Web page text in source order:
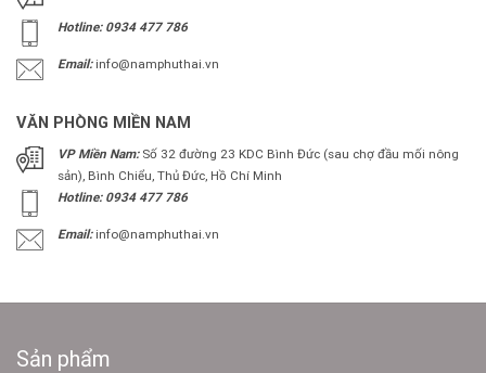
Hotline: 0934 477 786
Email: info@namphuthai.vn
VĂN PHÒNG MIỀN NAM
VP Miền Nam:Số 32 đường 23 KDC Bình Đức (sau chợ đầu mối nông
sản), Bình Chiểu, Thủ Đức, Hồ Chí Minh
Hotline: 0934 477 786
Email:info@namphuthai.vn
Sản phẩm